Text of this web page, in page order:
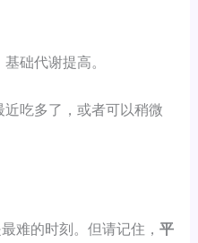
础代谢提高。
吃多了，或者可以稍微
难的时刻。但请记住，平